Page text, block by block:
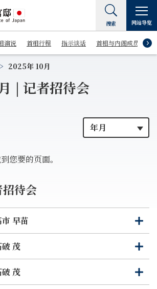
演说 首相行程 指示谈话 首相与内阁成员
搜索 网站导览
2025年 10月
| 记者招待会
您要的页面。
待会
早苗
打
开
关
闭
茂
打
开
关
闭
茂
打
开
关
闭